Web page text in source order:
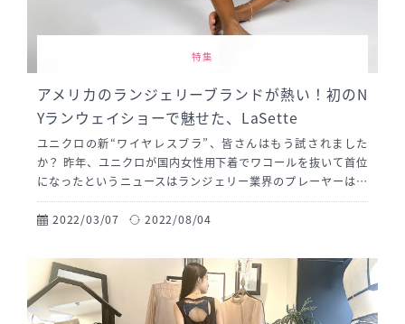
特集
アメリカのランジェリーブランドが熱い！初のN
Yランウェイショーで魅せた、LaSette
ユニクロの新“ワイヤレスブラ”、皆さんはもう試されました
か？ 昨年、ユニクロが国内女性用下着でワコールを抜いて首位
になったというニュースはランジェリー業界のプレーヤーはも
ちろん、ランジェリー好きな女性たちにとっても衝撃的なニュ
ースだったかもしれません。 「とにかく楽なつけ心地で、価格
しれません。 一方で、海外のランジェリーに目を向けるとまた
違った面白さがあります。商品を購入するとき、ブランドの思
想に共感するかどうかが大事な要素の一つになる北米。そこに
は自分のスタンスや主義を大事にする、アメリカ的な思想があ
2022/03/07 2022/08/04